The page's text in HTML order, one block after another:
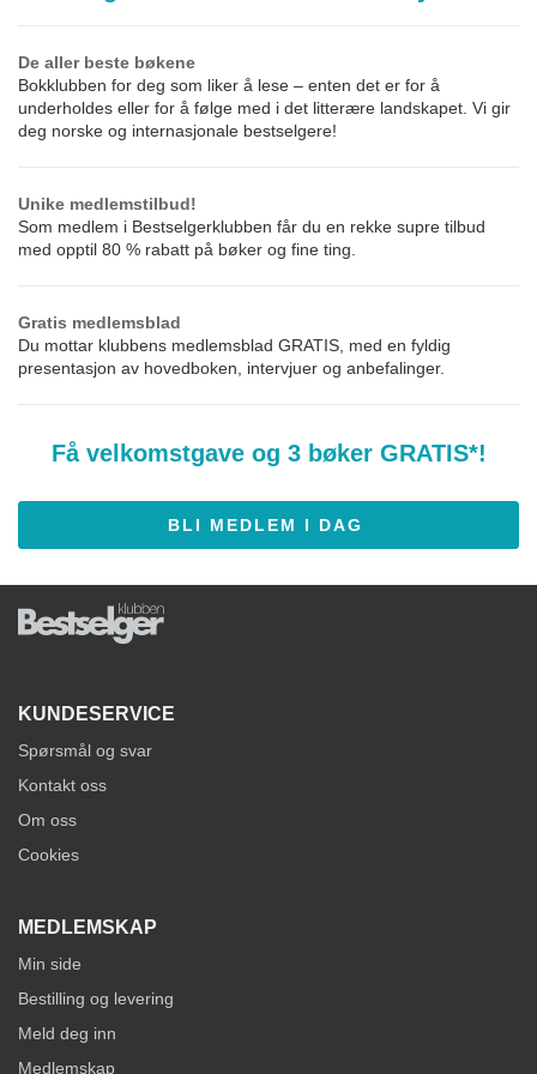
De aller beste bøkene
Bokklubben for deg som liker å lese – enten det er for å
underholdes eller for å følge med i det litterære landskapet. Vi gir
deg norske og internasjonale bestselgere!
Unike medlemstilbud!
Som medlem i Bestselgerklubben får du en rekke supre tilbud
med opptil 80 % rabatt på bøker og fine ting.
Gratis medlemsblad
Du mottar klubbens medlemsblad GRATIS, med en fyldig
presentasjon av hovedboken, intervjuer og anbefalinger.
Få velkomstgave og 3 bøker GRATIS*!
BLI MEDLEM I DAG
KUNDESERVICE
Spørsmål og svar
Kontakt oss
Om oss
Cookies
MEDLEMSKAP
Min side
Bestilling og levering
Meld deg inn
Medlemskap